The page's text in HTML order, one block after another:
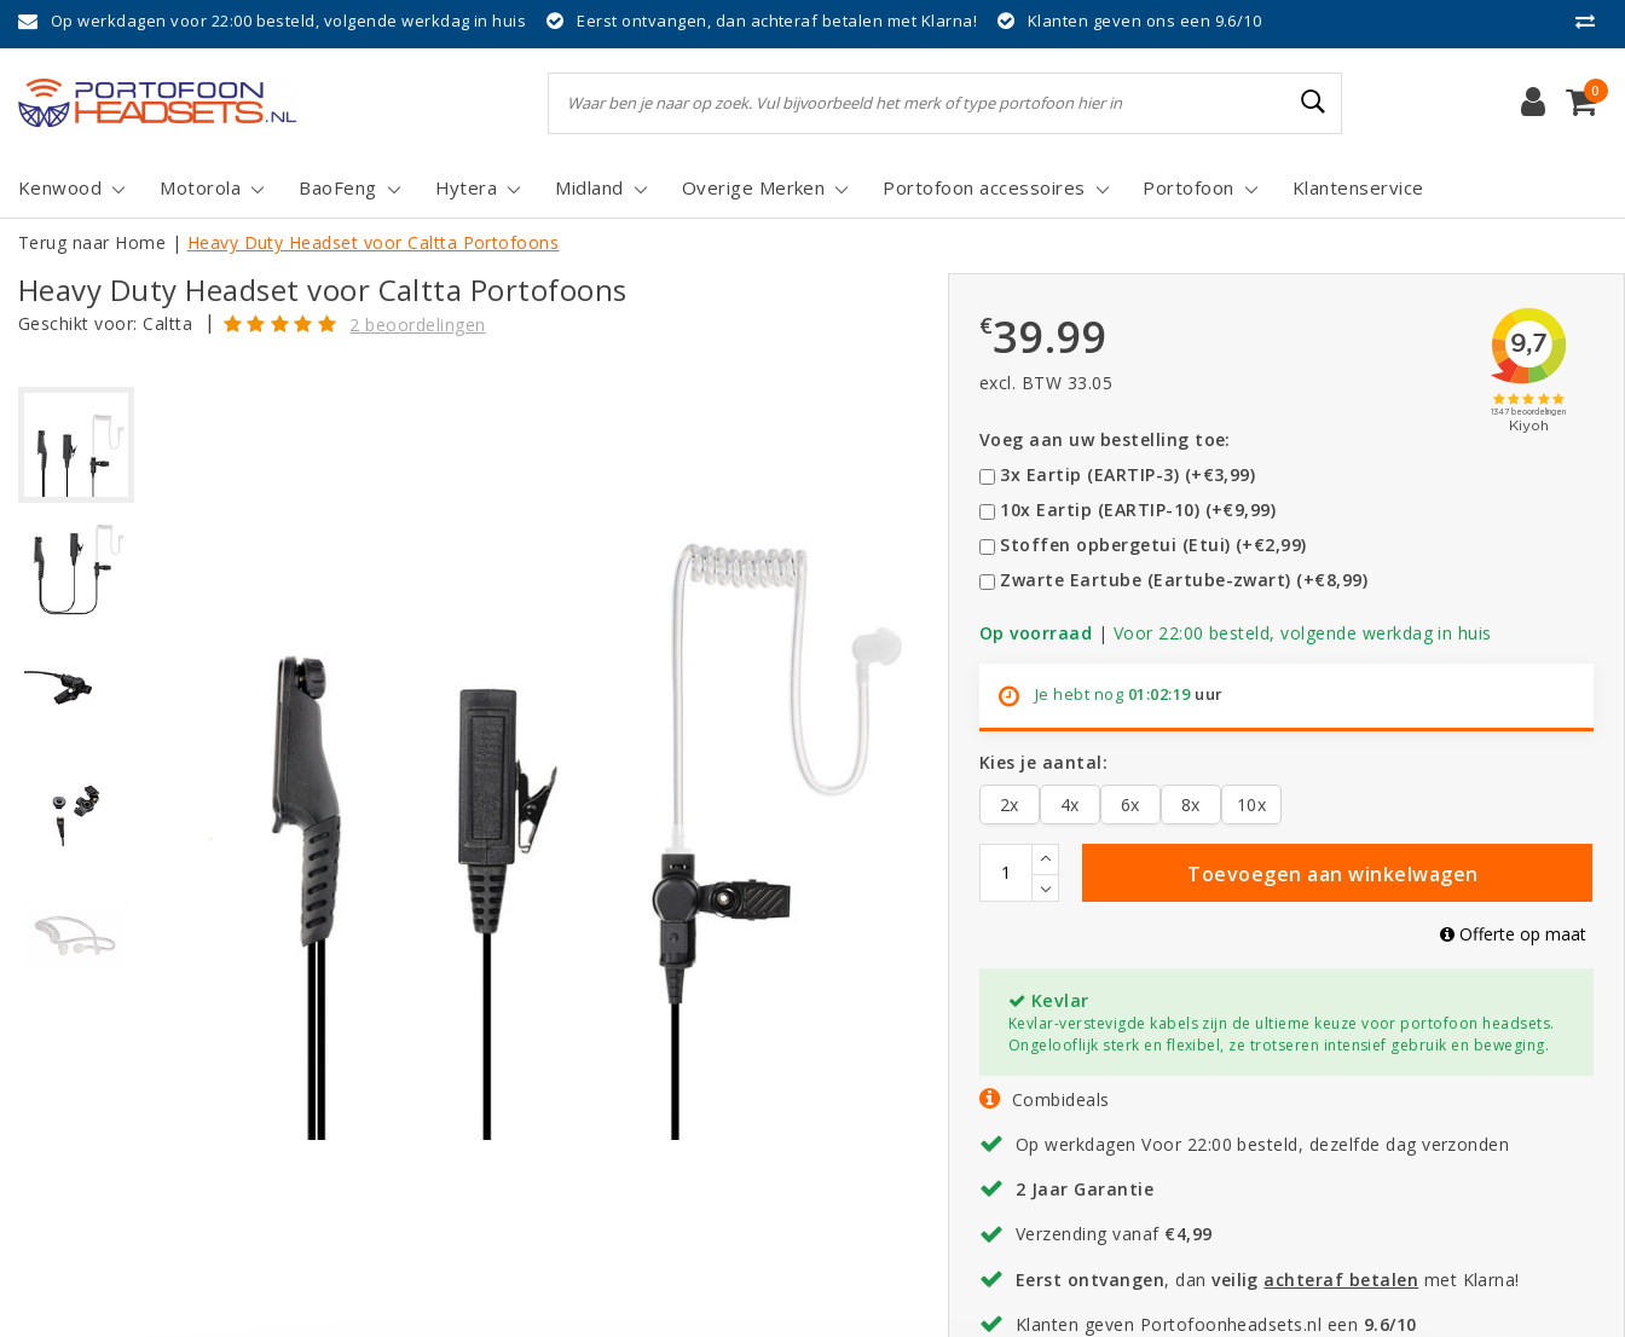
Op werkdagen voor 22:00 besteld, volgende werkdag in huis Eerst ontvangen, dan achteraf betalen met Klarna! Klanten geven ons een 9.6/10
0
Kenwood Motorola BaoFeng Hytera Midland Overige Merken Portofoon accessoires Portofoon Klantenservice
Terug naar Home | Heavy Duty Headset voor Caltta Portofoons
Heavy Duty Headset voor Caltta Portofoons
Geschikt voor: Caltta | 2 beoordelingen €39.99
excl. BTW 33.05
Voeg aan uw bestelling toe:
3x Eartip (EARTIP-3) (+€3,99)
10x Eartip (EARTIP-10) (+€9,99)
Stoffen opbergetui (Etui) (+€2,99)
Zwarte Eartube (Eartube-zwart) (+€8,99)
Op voorraad | Voor 22:00 besteld, volgende werkdag in huis
Je hebt nog 01:02:19 uur
Kies je aantal:
2x
4x 6x 8x 10x
Toevoegen aan winkelwagen
Offerte op maat
Kevlar
Kevlar-verstevigde kabels zijn de ultieme keuze voor portofoon headsets.
Ongelooflijk sterk en flexibel, ze trotseren intensief gebruik en beweging.
Combideals
Op werkdagen Voor 22:00 besteld, dezelfde dag verzonden
2 Jaar Garantie
Verzending vanaf €4,99
Eerst ontvangen, danveilig achteraf betalen met Klarna!
Klanten geven Portofoonheadsets.nl een 9.6/10